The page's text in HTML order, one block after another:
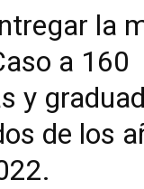
la
a 160
y
de los